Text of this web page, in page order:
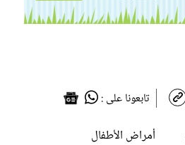
تابعونا على :
أمراض الأطفال